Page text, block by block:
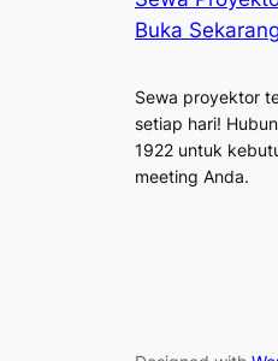
Buka
Sewa proyektor
setiap hari!
1922 untuk
meeting Anda.